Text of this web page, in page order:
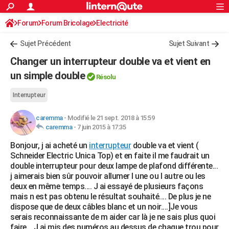
ACTUALITÉS
Politique
Société
Faits Divers
Education
Monde
Villes
+
Programme TV
Streaming
Sorties cinéma
Musique
FINANCE
Retraite
Impôts
Epargne
Immobilier
Risques naturels par ville
Banque
Assurance
Crédit
AUTO
Essais
Réserver un essai
Citadines
Berlines
SUV
Forum auto
HIGH-TECH
Mobiles
Meilleur smartphone
Internet
Ordinateurs
Jeux vidéo
Guide high-tech
BRICOLAGE
Forum
Aménagement intérieur
Extérieur
Cuisine
Salle de bains
Jardinage
Rangement
WEEK-END
Guides de France
Escapades
Patrimoine
Expositions
Musées
Week-end nature
+
LIFESTYLE
Art de vivre
Bien-être
Loisirs
Mode
Modes de vie
SANTE
Alimentation
Guide de la santé
Maladies
Médicaments
Sommeil
VOYAGE
S'inscrire
Connexion
Forum Forum Bricolage Electricité
Sujet Précédent Sujet Suivant
Changer un interrupteur double va et vient en
un simple double
Résolu
Interrupteur
caremma- Modifié le 21 sept. 2018 à 15:59
caremma- 7 juin 2015 à 17:35
Bonjour, j ai acheté un interrupteurdouble va et vient (
Schneider Electric Unica Top) et en faite il me faudrait un
double interrupteur pour deux lampe de plafond différente...
j aimerais bien sûr pouvoir allumer l une ou l autre ou les
deux en même temps.... J ai essayé de plusieurs façons
mais n est pas obtenu le résultat souhaité.... De plus je ne
dispose que de deux câbles blanc et un noir....]Je vous
serais reconnaissante de m aider car là je ne sais plus quoi